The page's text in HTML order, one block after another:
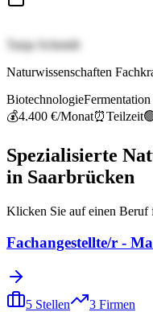
Tanja Schmidt
Naturwissenschaften
BiotechnologieFermentation
💰4.400 €/Monat⏰Teilzeit
Spezialisierte
in Saarbrücken
Klicken Sie auf einen Beruf
Fachangestellte/r -
5 Stellen 3 Firmen